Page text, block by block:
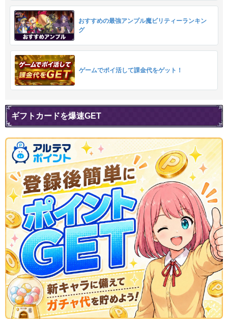
おすすめの最強アンプル魔ビリティーランキン
グ
ゲームでポイ活して課金代をゲット！
ギフトカードを爆速GET